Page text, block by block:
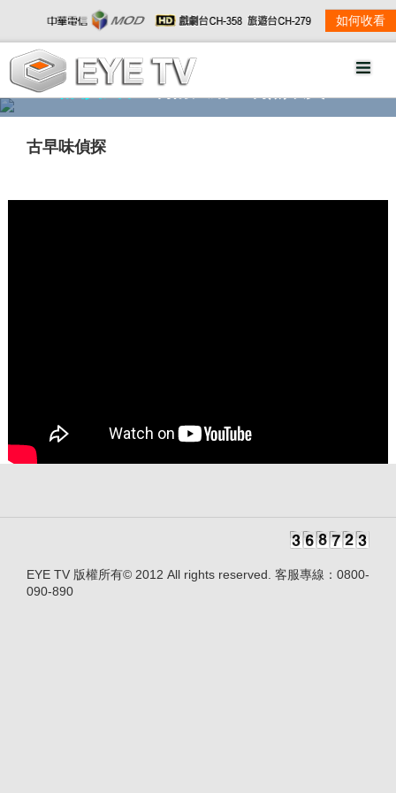
如何收看
精彩影音 劇情大綱
古早味偵探
EYE TV 版權所有© 2012 All rights reserved. 客服專線：0800-
090-890